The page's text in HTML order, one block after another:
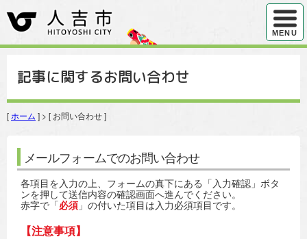
ハンバ
MENU
記事に関するお問い合わせ
[ ホーム ] > [ お問い合わせ ]
メールフォームでのお問い合わせ
各項目を入力の上、フォームの真下にある「入力確認」ボタ
ンを押して送信内容の確認画面へ進んでください。
赤字で「必須 」の付いた項目は入力必須項目です。
【注意事項】